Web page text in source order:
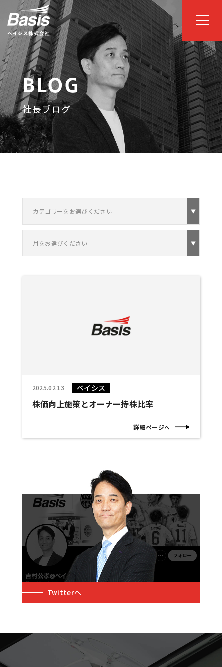
BLOG
社長ブログ
カテゴリーをお選びください
月をお選びください
2025.02.13 ベイシス
株価向上施策とオーナー持株比率
詳細ページへ
Twitterへ